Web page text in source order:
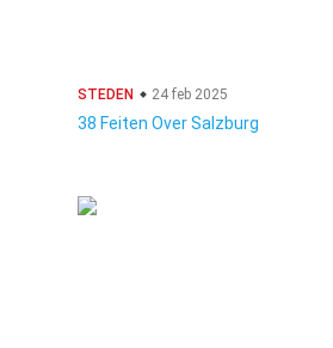
STEDEN 24 feb 2025
38 Feiten Over Salzburg